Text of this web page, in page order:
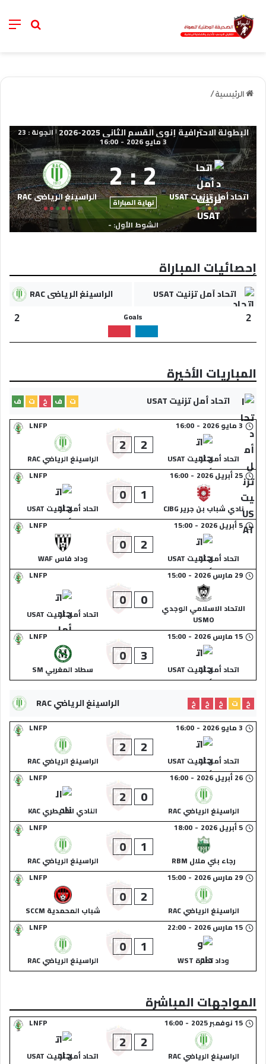
خانة
الرئيسية /
البطولة الاحترافية إنوي القسم الثاني 2025-2026 | الجولة : 23
3 مايو 2026 -
16:00
اتحاد أمل تزنيت USAT 2
:
2
نهاية المباراة الراسينغ الرياضي RAC
الشوط الأول: -
إحصائيات المباراة
اتحاد أمل تزنيت USAT الراسينغ الرياضي RAC
2
Goals
2
المباريات الأخيرة
اتحاد أمل تزنيت USAT ت ف خ ت
ف
LNFP
3 مايو 2026 -
16:00
اتحاد أمل تزنيت USAT
2
2
الراسينغ الرياضي RAC
LNFP
25 أبريل 2026 -
16:00
نادي شباب بن جرير CJBG
1
0
اتحاد أمل تزنيت USAT
LNFP
5 أبريل 2026 -
15:00
اتحاد أمل تزنيت USAT
2
0
وداد فاس WAF
LNFP
29 مارس 2026 -
15:00
الاتحاد الاسلامي الوجدي
USMO
0
0
اتحاد أمل تزنيت USAT
LNFP
15 مارس 2026 -
15:00
اتحاد أمل تزنيت USAT
3
0
سطاد المغربي SM
الراسينغ الرياضي RAC خ ت خ خ
خ
LNFP
3 مايو 2026 -
16:00
اتحاد أمل تزنيت USAT
2
2
الراسينغ الرياضي RAC
LNFP
26 أبريل 2026 -
16:00
الراسينغ الرياضي RAC
0
2
النادي القنيطري KAC
LNFP
5 أبريل 2026 -
18:00
رجاء بني ملال RBM
1
0
الراسينغ الرياضي RAC
LNFP
29 مارس 2026 -
15:00
الراسينغ الرياضي RAC
2
0
شباب المحمدية SCCM
LNFP
15 مارس 2026 -
22:00
وداد تمارة WST
1
0
الراسينغ الرياضي RAC
المواجهات المباشرة
LNFP 15 نوفمبر 2025 -
16:00
الراسينغ الرياضي RAC
2
2
اتحاد أمل تزنيت USAT